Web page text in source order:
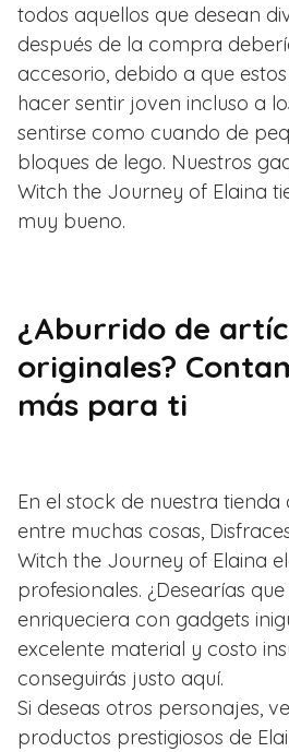
todos aquellos que desean
después de la compra
accesorio, debido a que
hacer sentir joven incluso a
sentirse como cuando de
bloques de lego. Nuestros
Witch the Journey of Elaina
muy bueno.
¿Aburrido de
originales?
más para ti
En el stock de nuestra tienda
entre muchas cosas,
Witch the Journey of Elaina
profesionales. ¿Desearías
enriqueciera con gadgets
excelente material y costo
conseguirás justo aquí.
Si deseas otros personajes,
productos prestigiosos de